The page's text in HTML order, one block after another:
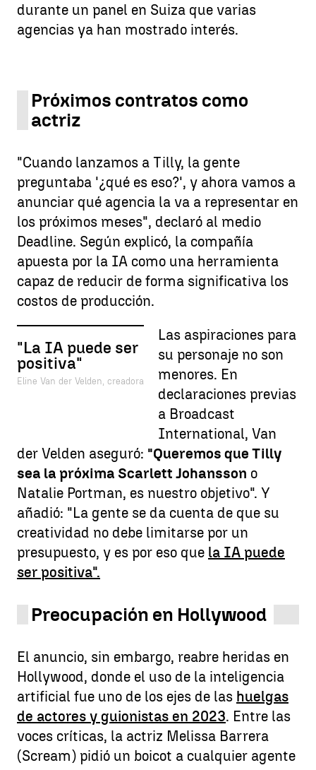
durante un panel en Suiza que varias
agencias ya han mostrado interés.
Próximos contratos como
actriz
"Cuando lanzamos a Tilly, la gente
preguntaba '¿qué es eso?', y ahora vamos a
anunciar qué agencia la va a representar en
los próximos meses", declaró al medio
Deadline. Según explicó, la compañía
apuesta por la IA como una herramienta
capaz de reducir de forma significativa los
costos de producción.
"La IA puede ser
positiva"
Eline Van der Velden, creadora
Las aspiraciones para
su personaje no son
menores. En
declaraciones previas
a Broadcast
International, Van
der Velden aseguró: "Queremos que Tilly
sea la próxima Scarlett Johansson o
Natalie Portman, es nuestro objetivo". Y
añadió: "La gente se da cuenta de que su
creatividad no debe limitarse por un
presupuesto, y es por eso que la IA puede
ser positiva".
Preocupación en Hollywood
El anuncio, sin embargo, reabre heridas en
Hollywood, donde el uso de la inteligencia
artificial fue uno de los ejes de las huelgas
de actores y guionistas en 2023. Entre las
voces críticas, la actriz Melissa Barrera
(Scream) pidió un boicot a cualquier agente